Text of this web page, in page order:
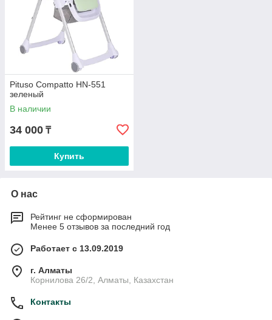
Pituso Compatto HN-551
зеленый
В наличии
34 000 ₸
Купить
О нас
Рейтинг не сформирован
Менее 5 отзывов за последний год
Работает с 13.09.2019
г. Алматы
Корнилова 26/2, Алматы, Казахстан
Контакты